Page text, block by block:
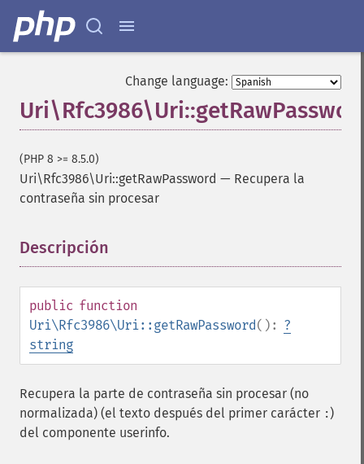
Change language:
(PHP 8 >= 8.5.0)
Uri\Rfc3986\Uri::getRawPassword — Recupera la
contraseña sin procesar
Descripción
public function
Uri\Rfc3986\Uri::getRawPassword(): ?
string
Recupera la parte de contraseña sin procesar (no
normalizada) (el texto después del primer carácter :)
del componente userinfo.